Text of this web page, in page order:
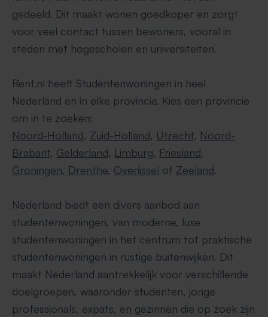
gedeeld. Dit maakt wonen goedkoper en zorgt
voor veel contact tussen bewoners, vooral in
steden met hogescholen en universiteiten.
Rent.nl heeft Studentenwoningen in heel
Nederland en in elke provincie. Kies een provincie
om in te zoeken:
Noord-Holland, Zuid-Holland, Utrecht, Noord-
Brabant, Gelderland, Limburg, Friesland,
Groningen, Drenthe, Overijssel of Zeeland.
Nederland biedt een divers aanbod aan
studentenwoningen, van moderne, luxe
studentenwoningen in het centrum tot praktische
studentenwoningen in rustige buitenwijken. Dit
maakt Nederland aantrekkelijk voor verschillende
doelgroepen, waaronder studenten, jonge
professionals, expats, en gezinnen die op zoek zijn